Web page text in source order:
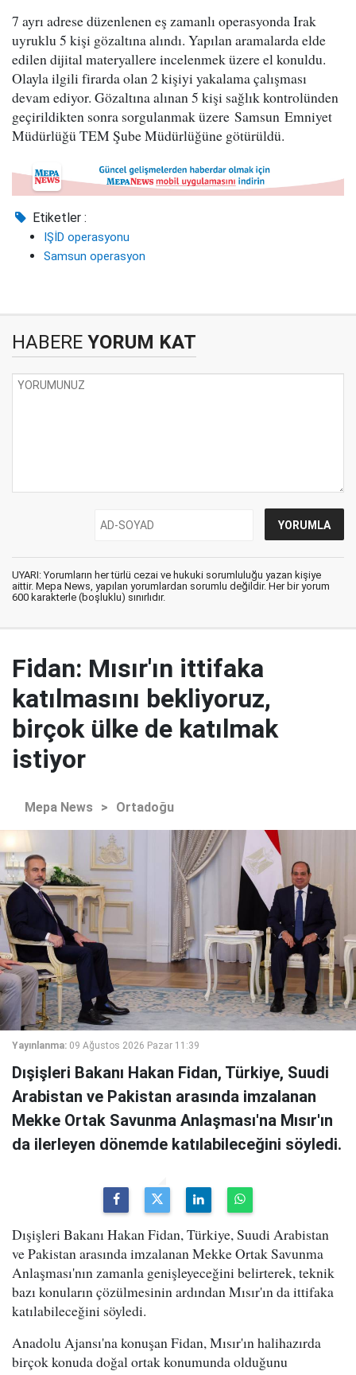
7 ayrı adrese düzenlenen eş zamanlı operasyonda Irak
uyruklu 5 kişi gözaltına alındı. Yapılan aramalarda elde
edilen dijital materyallere incelenmek üzere el konuldu.
Olayla ilgili firarda olan 2 kişiyi yakalama çalışması
devam ediyor. Gözaltına alınan 5 kişi sağlık kontrolünden
geçirildikten sonra sorgulanmak üzere Samsun Emniyet
Müdürlüğü TEM Şube Müdürlüğüne götürüldü.
Etiketler :
IŞİD operasyonu
Samsun operasyon
HABERE YORUM KAT
UYARI: Yorumların her türlü cezai ve hukuki sorumluluğu yazan kişiye
aittir. Mepa News, yapılan yorumlardan sorumlu değildir. Her bir yorum
600 karakterle (boşluklu) sınırlıdır.
Fidan: Mısır'ın ittifaka
katılmasını bekliyoruz,
birçok ülke de katılmak
istiyor
Mepa News > Ortadoğu
Yayınlanma: 09 Ağustos 2026 Pazar 11:39
Dışişleri Bakanı Hakan Fidan, Türkiye, Suudi
Arabistan ve Pakistan arasında imzalanan
Mekke Ortak Savunma Anlaşması'na Mısır'ın
da ilerleyen dönemde katılabileceğini söyledi.
Dışişleri Bakanı Hakan Fidan, Türkiye, Suudi Arabistan
ve Pakistan arasında imzalanan Mekke Ortak Savunma
Anlaşması'nın zamanla genişleyeceğini belirterek, teknik
bazı konuların çözülmesinin ardından Mısır'ın da ittifaka
katılabileceğini söyledi.
Anadolu Ajansı'na konuşan Fidan, Mısır'ın halihazırda
birçok konuda doğal ortak konumunda olduğunu